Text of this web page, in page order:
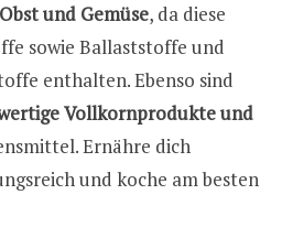
und Gemüse, da diese
sowie Ballaststoffe und
enthalten. Ebenso sind
Vollkornprodukte und
Ernähre dich
und koche am besten